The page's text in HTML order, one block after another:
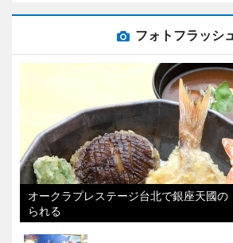
フォトフラッシ
オークラプレステージ台北で銀座天國の
られる